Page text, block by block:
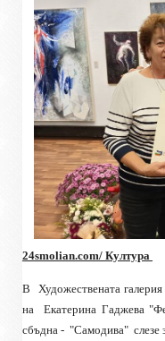
24smolian.com/ Култура
В Художествената галерия
на
Екатерина Гаджева
сбъдна - "Самодива" слезе